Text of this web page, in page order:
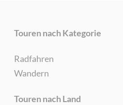
Touren nach Kategorie
Radfahren
Wandern
Touren nach Land